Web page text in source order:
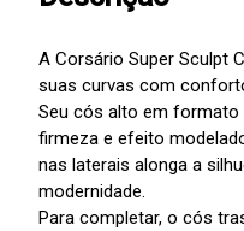
A Corsário Super Sculpt
suas curvas com
Seu cós alto em formato
firmeza e efeito
nas laterais alonga a
modernidade.
Para completar, o cós